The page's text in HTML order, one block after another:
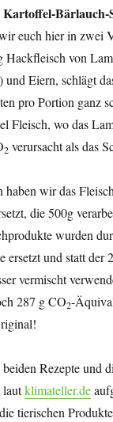
Kartoffel-
euch hier in zwei
Hackfleisch von
Eiern, schlägt
pro Portion ganz
Fleisch, wo das
2 verursacht als das
haben wir das
die 500g
wurden
ersetzt und statt der
vermischt
287 g CO2-
Rezepte und
lautklimateller.de
tierischen